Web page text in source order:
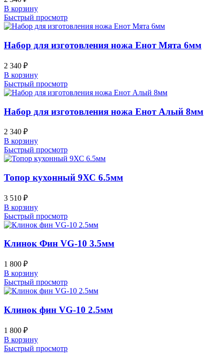
В корзину
Быстрый просмотр
Набор для изготовления ножа Енот Мята 6мм
2 340 ₽
В корзину
Быстрый просмотр
Набор для изготовления ножа Енот Алый 8мм
2 340 ₽
В корзину
Быстрый просмотр
Топор кухонный 9ХС 6.5мм
3 510 ₽
В корзину
Быстрый просмотр
Клинок Фин VG-10 3.5мм
1 800 ₽
В корзину
Быстрый просмотр
Клинок фин VG-10 2.5мм
1 800 ₽
В корзину
Быстрый просмотр